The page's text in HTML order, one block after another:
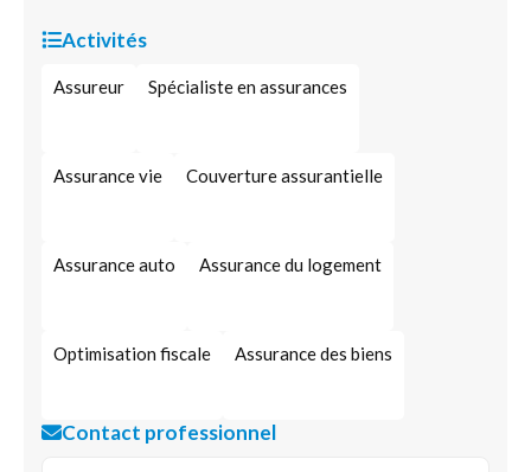
Activités
Assureur Spécialiste en assurances
Assurance vie Couverture assurantielle
Assurance auto Assurance du logement
Optimisation fiscale Assurance des biens
Contact professionnel